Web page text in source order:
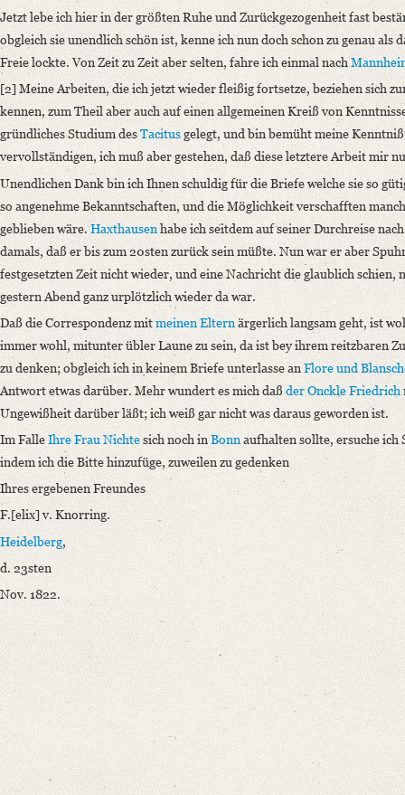
Format: 25,5 x 21,3 cm
Language
German
Jetzt lebe ich hier in der größten Ruhe und Zurückgezogenheit fast
obgleich sie unendlich schön ist, kenne ich nun doch schon zu genau als
Freie lockte. Von Zeit zu Zeit aber selten, fahre ich einmal nach
[2] Meine Arbeiten, die ich jetzt wieder fleißig fortsetze, beziehen sich
kennen, zum Theil aber auch auf einen allgemeinen Kreiß von
gründliches Studium desTacitusgelegt, und bin bemüht meine
vervollständigen, ich muß aber gestehen, daß diese letztere Arbeit mir
Unendlichen Dank bin ich Ihnen schuldig für die Briefe welche sie so
so angenehme Bekanntschaften, und die Möglichkeit verschafften
geblieben wäre.Haxthausenhabe ich seitdem auf seiner Durchreise
damals, daß er bis zum 20sten zurück sein müßte. Nun war er aber
festgesetzten Zeit nicht wieder, und eine Nachricht die glaublich schien,
gestern Abend ganz urplötzlich wieder da war.
Daß die Correspondenz mitmeinen Elternärgerlich langsam geht, ist
immer wohl, mitunter übler Laune zu sein, da ist bey ihrem reitzbaren
zu denken; obgleich ich in keinem Briefe unterlasse anFlore und
Antwort etwas darüber. Mehr wundert es mich daßder Onckle Friedrich
Ungewißheit darüber läßt; ich weiß gar nicht was daraus geworden ist.
Im FalleIhre Frau Nichtesich noch inBonnaufhalten sollte, ersuche
indem ich die Bitte hinzufüge, zuweilen zu gedenken
Ihres ergebenen Freundes
F.[elix] v. Knorring.
Heidelberg,
d. 23sten
Nov. 1822.